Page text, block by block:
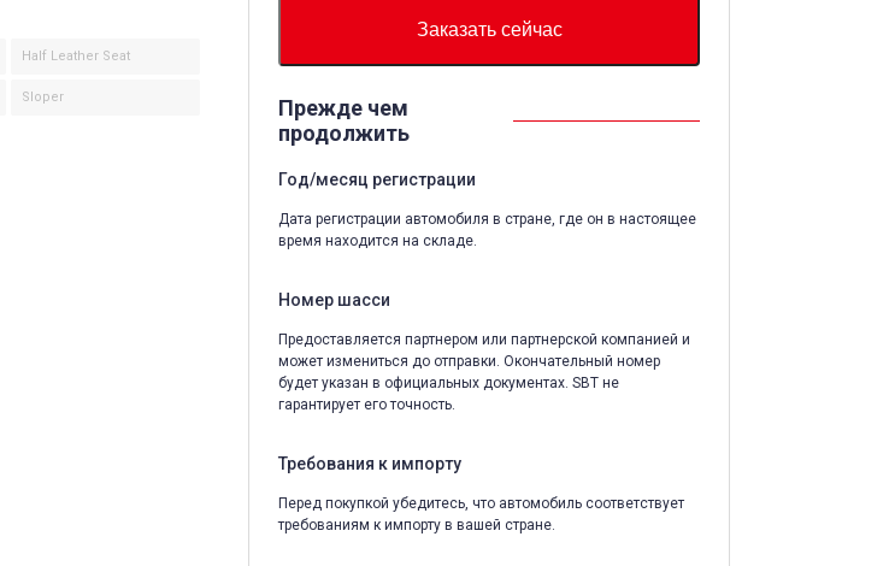
Заказать сейчас
Прежде чем
продолжить
Год/месяц регистрации
Дата регистрации автомобиля в стране, где он в настоящее
время находится на складе.
Номер шасси
Предоставляется партнером или партнерской компанией и
может измениться до отправки. Окончательный номер
будет указан в официальных документах. SBT не
гарантирует его точность.
Требования к импорту
Перед покупкой убедитесь, что автомобиль соответствует
требованиям к импорту в вашей стране.
Half Leather Seat
Sloper